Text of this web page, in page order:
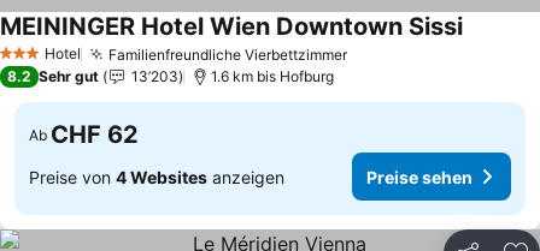
3 SterneHotel Familienfreundliche Vierbettzimmer
MEININGER Hotel Wien Downtown Sissi
8.2 Sehr gut 13’203 1.6 km bis Hofburg
Ab CHF 62
Preise von 4 Websites anzeigen Preise sehen